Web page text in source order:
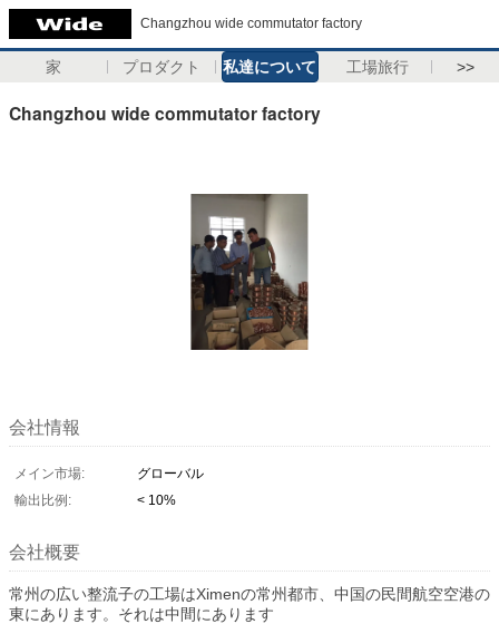
Changzhou wide commutator factory
家 プロダクト 私達について 工場旅行 >>
Changzhou wide commutator factory
会社情報
メイン市場:
グローバル
輸出比例:
< 10%
会社概要
常州の広い整流子の工場はXimenの常州都市、中国の民間航空空港の
東にあります。それは中間にあります